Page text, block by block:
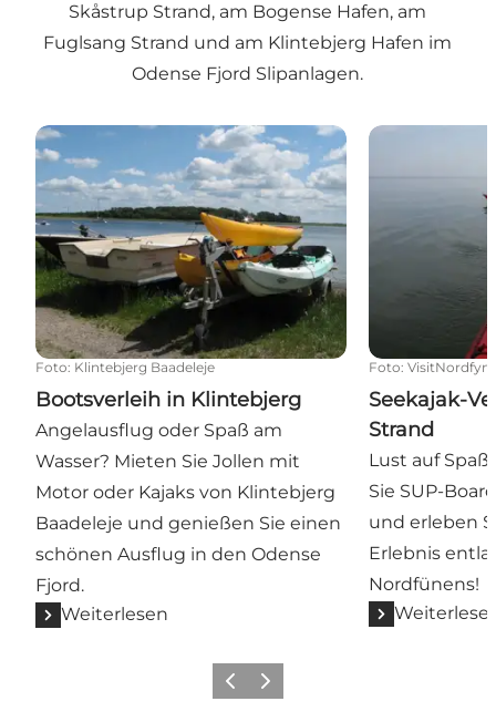
Skåstrup Strand, am Bogense Hafen, am
Fuglsang Strand und am Klintebjerg Hafen im
Odense Fjord Slipanlagen.
Bootsverleih in Klintebjerg
Foto: Klintebjerg Baadeleje
Bootsverleih in Klintebjerg
Angelausflug oder Spaß am
Wasser? Mieten Sie Jollen mit
Motor oder Kajaks von Klintebjerg
Baadeleje und genießen Sie einen
schönen Ausflug in den Odense
Fjord.
Weiterlesen
Seekajak-
Foto: VisitNordfyn
Seekajak-
Strand
Lust auf
Sie SUP-
und erleben
Erlebnis
Nordfünens!
Vorherige Folie
Nächste Folie